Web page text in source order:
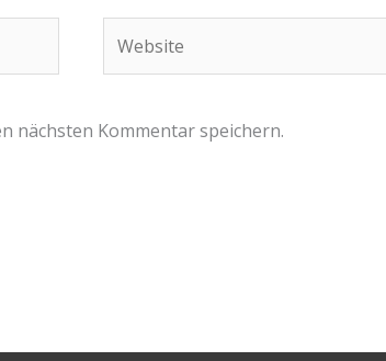
nächsten Kommentar speichern.